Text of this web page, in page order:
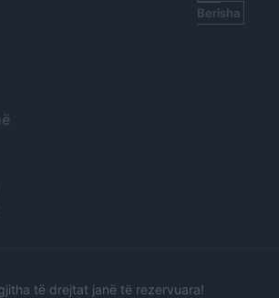
Berisha
të drejtat janë të rezervuara!